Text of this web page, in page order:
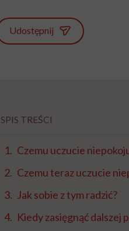
Udostępnij
SPIS TREŚCI
Czemu uczucie
Czemu teraz uczucie
Jak sobie z tym radzić?
Kiedy zasięgnąć dalszej